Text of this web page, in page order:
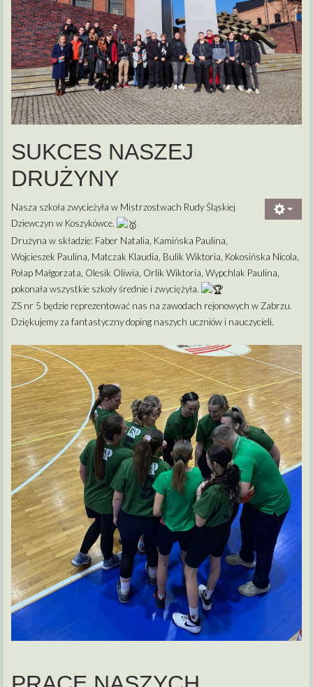
SUKCES NASZEJ
DRUŻYNY
Nasza szkoła zwycieżyła w Mistrzostwach Rudy Śląskiej
Dziewczyn w Koszykówce.
Drużyna w składzie: Faber Natalia, Kamińska Paulina,
Wojcieszek Paulina, Matczak Klaudia, Bulik Wiktoria, Kokosińska Nicola,
Połap Małgorzata, Olesik Oliwia, Orlik Wiktoria, Wypchlak Paulina,
pokonała wszystkie szkoły średnie i zwyciężyła.
ZS nr 5 będzie reprezentować nas na zawodach rejonowych w Zabrzu.
Dziękujemy za fantastyczny doping naszych uczniów i nauczycieli.